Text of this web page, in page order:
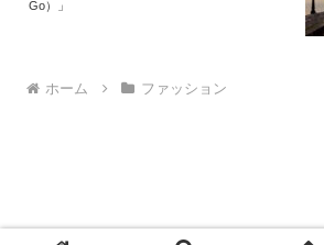
Go）」
ホーム ファッション